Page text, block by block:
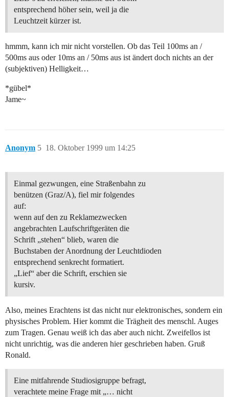
entsprechend höher sein, weil ja die
Leuchtzeit kürzer ist.
hmmm, kann ich mir nicht vorstellen. Ob das Teil 100ms an /
500ms aus oder 10ms an / 50ms aus ist ändert doch nichts an der
(subjektiven) Helligkeit…
*gübel*
Jame~
Anonym 18. Oktober 1999 um 14:25
5
Einmal gezwungen, eine Straßenbahn zu
benützen (Graz/A), fiel mir folgendes
auf:
wenn auf den zu Reklamezwecken
angebrachten Laufschriftgeräten die
Schrift „stehen“ blieb, waren die
Buchstaben der Anordnung der Leuchtdioden
entsprechend senkrecht formatiert.
„Lief“ aber die Schrift, erschien sie
kursiv.
Also, meines Erachtens ist das nicht nur elektronisches, sondern ein
physisches Problem. Hier kommt die Trägheit des menschl. Auges
zum Tragen. Genau weiß ich das aber auch nicht. Zweifellos ist
nicht unrichtig, was die anderen hier geschrieben haben. Gruß
Ronald.
Eine mitfahrende Studiosigruppe befragt,
verachtete meine Frage mit „… nicht